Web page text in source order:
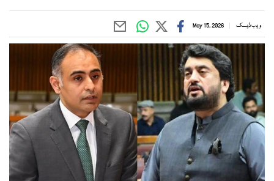
ویب ڈیسک May 15, 2026